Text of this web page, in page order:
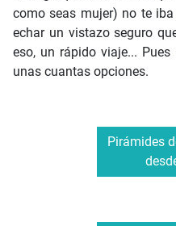
como seas mujer) no te
echar un vistazo seguro
eso, un rápido viaje...
unas cuantas opciones.
Pirámides